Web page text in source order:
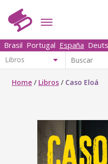
Brasil Portugal España
Home / Libros / Caso Eloá